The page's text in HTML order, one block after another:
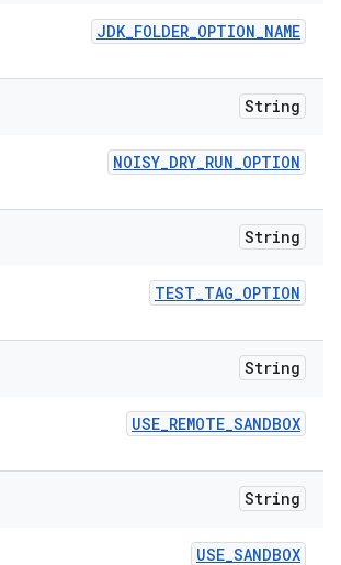
JDK_FOLDER_OPTION_NAME
String
NOISY_DRY_RUN_OPTION
String
TEST_TAG_OPTION
String
USE_REMOTE_SANDBOX
String
USE_SANDBOX